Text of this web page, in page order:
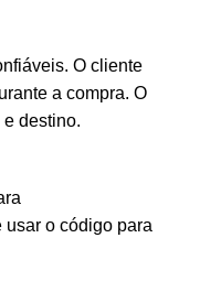
O cliente
a compra. O
destino.
o código para